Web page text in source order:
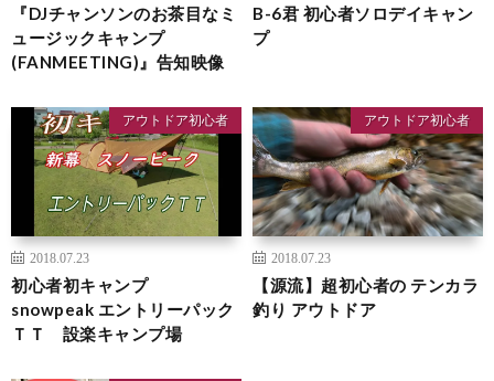
『DJチャンソンのお茶目なミ
ュージックキャンプ
(FANMEETING)』告知映像
B-6君 初心者ソロデイキャン
プ
アウトドア初心者
2018.07.23
初心者初キャンプ
snowpeak エントリーパック
ＴＴ 設楽キャンプ場
アウトドア初心者
2018.07.23
【源流】超初心者の テンカラ
釣り アウトドア